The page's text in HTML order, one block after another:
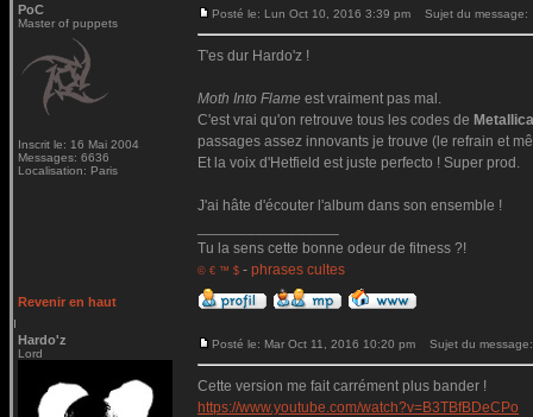
PoC
Master of puppets
Inscrit le: 16 Mai 2004
Messages: 6636
Localisation: Paris
Posté le: Lun Oct 10, 2016 3:39 pm Sujet du message:
T'es dur Hardo'z !
Moth Into Flame est vraiment pas mal.
C'est vrai qu'on retrouve tous les codes de Metallica
passages assez innovants je trouve (le refrain et
Et la voix d'Hetfield est juste perfecto ! Super prod.
J'ai hâte d'écouter l'album dans son ensemble !
Tu la sens cette bonne odeur de fitness ?!
© € ™ $ - phrases cultes
Revenir en haut
Hardo'z
Lord
Posté le: Mar Oct 11, 2016 10:20 pm Sujet du message:
Cette version me fait carrément plus bander !
https://www.youtube.com/watch?v=B3TBfBDeCPo